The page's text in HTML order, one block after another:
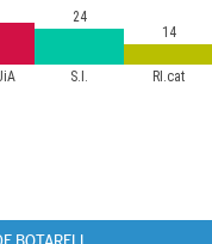
S.I. RI.cat
24
14